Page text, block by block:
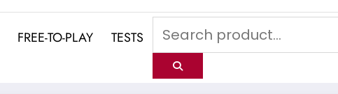
FREE-TO-PLAY TESTS